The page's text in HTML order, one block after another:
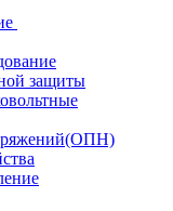
защиты